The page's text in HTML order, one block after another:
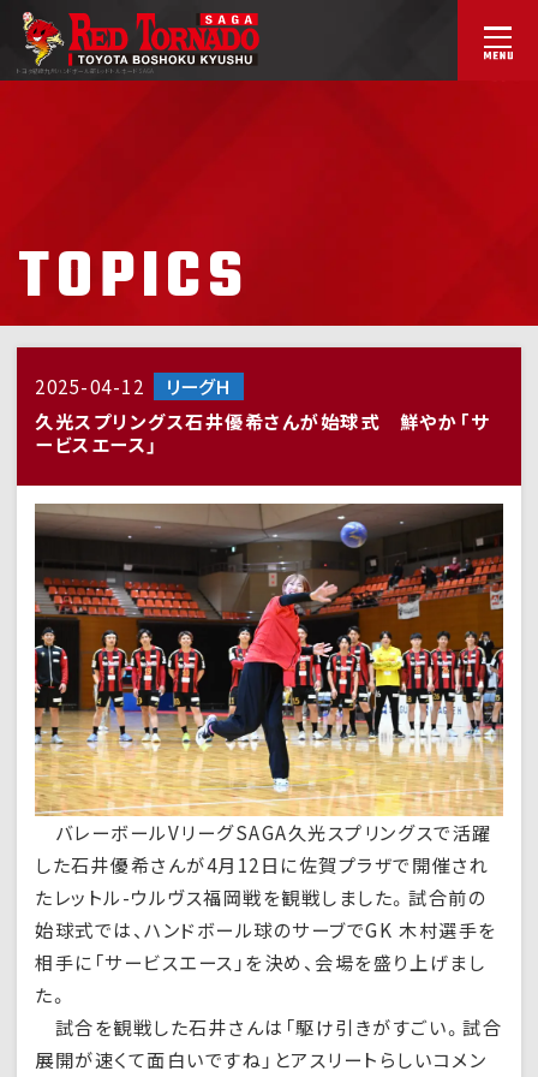
トヨタ紡織九州ハンドボール部レッドトルネードSAGA
TOPICS
2025-04-12
リーグＨ
久光スプリングス石井優希さんが始球式 鮮やか「サ
ービスエース」
バレーボールVリーグSAGA久光スプリングスで活躍
した石井優希さんが4月12日に佐賀プラザで開催され
たレットル-ウルヴス福岡戦を観戦しました。試合前の
始球式では、ハンドボール球のサーブでGK 木村選手を
相手に「サービスエース」を決め、会場を盛り上げまし
た。
試合を観戦した石井さんは「駆け引きがすごい。試合
展開が速くて面白いですね」とアスリートらしいコメン